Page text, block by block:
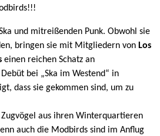
und mitreißenden Punk. Obwohl sie
bringen sie mit Mitgliedern von Los
einen reichen Schatz an
bei „Ska im Westend“ in
dass sie gekommen sind, um zu
aus ihren Winterquartieren
auch die Modbirds sind im Anflug